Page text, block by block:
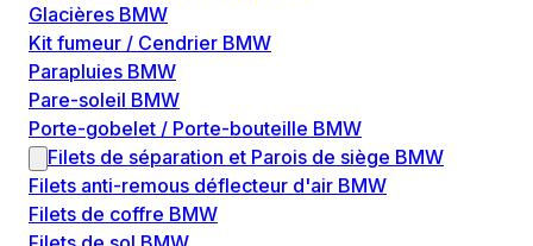
Glacières BMW
Kit fumeur / Cendrier BMW
Parapluies BMW
Pare-soleil BMW
Porte-gobelet / Porte-bouteille BMW
Filets de séparation et Parois de siège BMW
Filets anti-remous déflecteur d'air BMW
Filets de coffre BMW